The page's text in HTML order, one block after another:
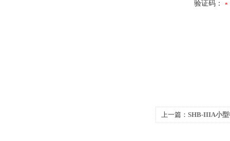
验证码：
上一篇： SHB-IIIA小